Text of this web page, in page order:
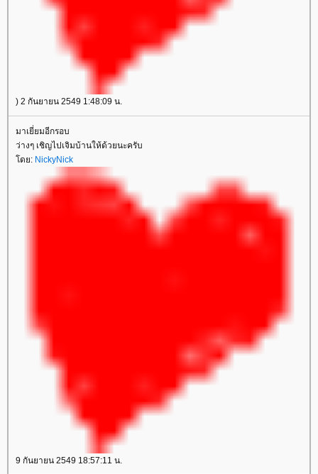
) 2 กันยายน 2549 1:48:09 น.
มาเยี่ยมอีกรอบ
ว่างๆ เชิญไปเจิมบ้านให้ด้วยนะครับ
โดย: NickyNick
9 กันยายน 2549 18:57:11 น.